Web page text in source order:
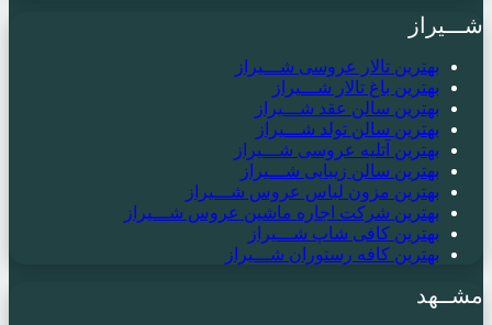
شـــیراز
بهترین تالار عروسی شـــیراز
بهترین باغ تالار شـــیراز
بهترین سالن عقد شـــیراز
بهترین سالن تولد شـــیراز
بهترین آتلیه عروسی شـــیراز
بهترین سالن زیبایی شـــیراز
بهترین مزون لباس عروس شـــیراز
بهترین شرکت اجاره ماشین عروس شـــیراز
بهترین کافی شاپ شـــیراز
بهترین کافه رستوران شـــیراز
مشــهد